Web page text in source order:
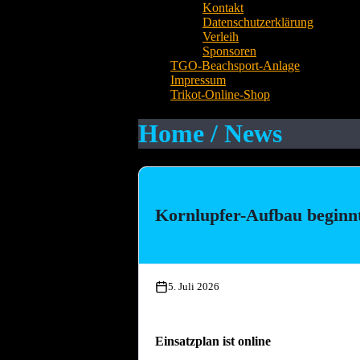
Kontakt
Datenschutzerklärung
Verleih
Sponsoren
TGO-Beachsport-Anlage
Impressum
Trikot-Online-Shop
Home / News
Kornlupfer-Aufbau
5. Juli 2026
Einsatzplan ist online